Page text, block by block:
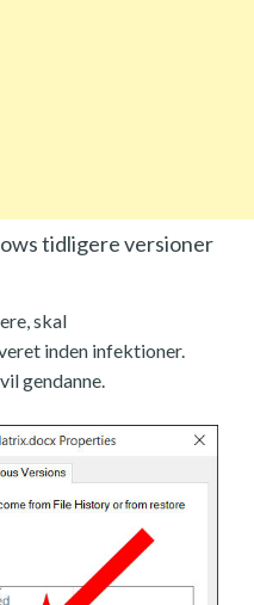
tidligere versioner
skal
inden infektioner.
gendanne.